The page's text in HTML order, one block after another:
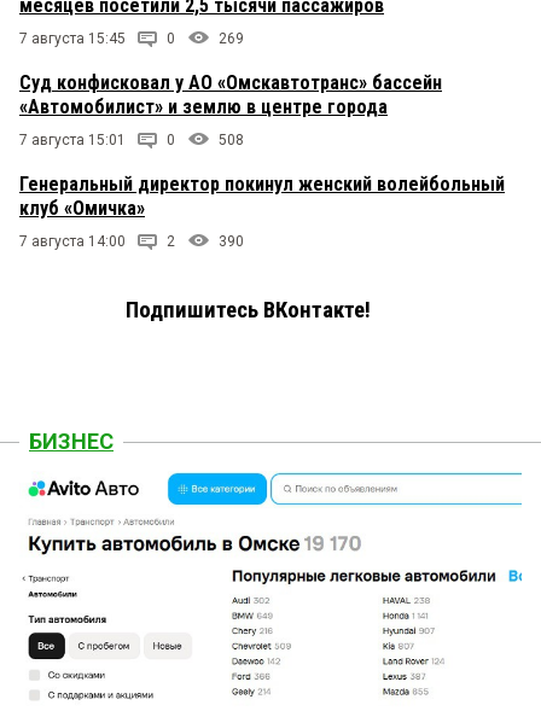
месяцев посетили 2,5 тысячи пассажиров
7 августа 15:45 0 269
Суд конфисковал у АО «Омскавтотранс» бассейн
«Автомобилист» и землю в центре города
7 августа 15:01 0 508
Генеральный директор покинул женский волейбольный
клуб «Омичка»
7 августа 14:00 2 390
Подпишитесь ВКонтакте!
БИЗНЕС